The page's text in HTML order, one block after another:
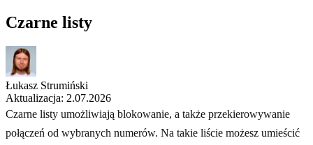
Czarne listy
Łukasz Strumiński
Aktualizacja: 2.07.2026
Czarne listy umożliwiają blokowanie, a także przekierowywanie
połączeń od wybranych numerów. Na takie liście możesz umieścić